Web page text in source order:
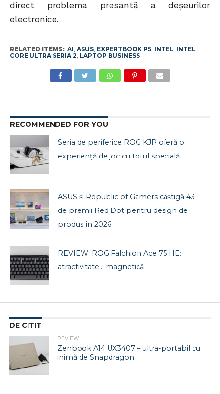
direct problema presantă a deșeurilor
electronice.
RELATED ITEMS: AI, ASUS, EXPERTBOOK P5, INTEL, INTEL
CORE ULTRA SERIA 2, LAPTOP BUSINESS
RECOMMENDED FOR YOU
Seria de periferice ROG KJP oferă o
experiență de joc cu totul specială
ASUS și Republic of Gamers câștigă 43
de premii Red Dot pentru design de
produs în 2026
REVIEW: ROG Falchion Ace 75 HE:
atractivitate… magnetică
DE CITIT
REVIEW
Zenbook A14 UX3407 – ultra-portabil cu
inimă de Snapdragon